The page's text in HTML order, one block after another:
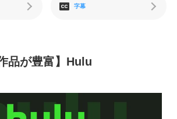
字幕
品が豊富】Hulu